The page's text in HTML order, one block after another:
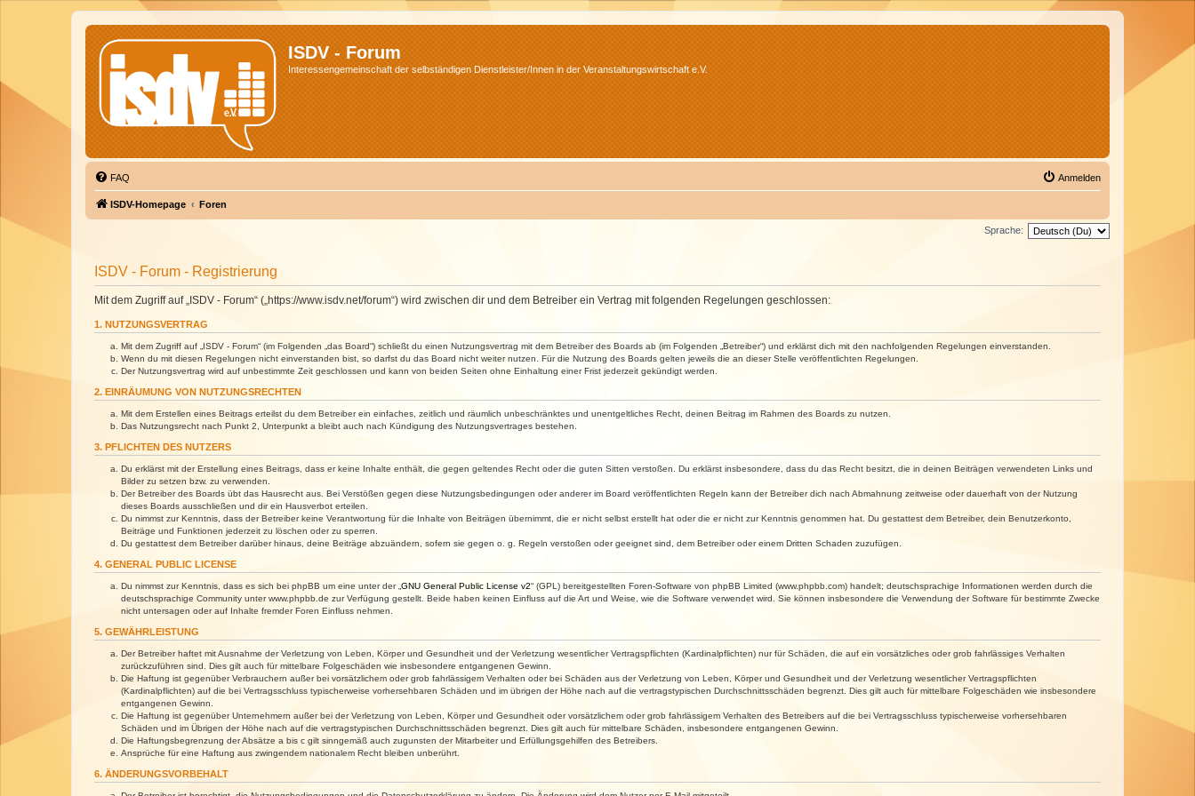
ISDV - Forum
Interessengemeinschaft der selbständigen Dienstleister/Innen in der Veranstaltungswirtschaft e.V.
FAQ Anmelden
ISDV-Homepage Foren
Sprache:
ISDV - Forum - Registrierung
Mit dem Zugriff auf „ISDV - Forum“ („https://www.isdv.net/forum“) wird zwischen dir und dem Betreiber ein Vertrag mit folgenden Regelungen geschlossen:
1. NUTZUNGSVERTRAG
Mit dem Zugriff auf „ISDV - Forum“ (im Folgenden „das Board“) schließt du einen Nutzungsvertrag mit dem Betreiber des Boards ab (im Folgenden „Betreiber“) und erklärst dich mit den nachfolgenden Regelungen einverstanden.
Wenn du mit diesen Regelungen nicht einverstanden bist, so darfst du das Board nicht weiter nutzen. Für die Nutzung des Boards gelten jeweils die an dieser Stelle veröffentlichten Regelungen.
Der Nutzungsvertrag wird auf unbestimmte Zeit geschlossen und kann von beiden Seiten ohne Einhaltung einer Frist jederzeit gekündigt werden.
2. EINRÄUMUNG VON NUTZUNGSRECHTEN
Mit dem Erstellen eines Beitrags erteilst du dem Betreiber ein einfaches, zeitlich und räumlich unbeschränktes und unentgeltliches Recht, deinen Beitrag im Rahmen des Boards zu nutzen.
Das Nutzungsrecht nach Punkt 2, Unterpunkt a bleibt auch nach Kündigung des Nutzungsvertrages bestehen.
3. PFLICHTEN DES NUTZERS
Du erklärst mit der Erstellung eines Beitrags, dass er keine Inhalte enthält, die gegen geltendes Recht oder die guten Sitten verstoßen. Du erklärst insbesondere, dass du das Recht besitzt, die in deinen Beiträgen verwendeten Links und
Bilder zu setzen bzw. zu verwenden.
Der Betreiber des Boards übt das Hausrecht aus. Bei Verstößen gegen diese Nutzungsbedingungen oder anderer im Board veröffentlichten Regeln kann der Betreiber dich nach Abmahnung zeitweise oder dauerhaft von der Nutzung
dieses Boards ausschließen und dir ein Hausverbot erteilen.
Du nimmst zur Kenntnis, dass der Betreiber keine Verantwortung für die Inhalte von Beiträgen übernimmt, die er nicht selbst erstellt hat oder die er nicht zur Kenntnis genommen hat. Du gestattest dem Betreiber, dein Benutzerkonto,
Beiträge und Funktionen jederzeit zu löschen oder zu sperren.
Du gestattest dem Betreiber darüber hinaus, deine Beiträge abzuändern, sofern sie gegen o. g. Regeln verstoßen oder geeignet sind, dem Betreiber oder einem Dritten Schaden zuzufügen.
4. GENERAL PUBLIC LICENSE
Du nimmst zur Kenntnis, dass es sich bei phpBB um eine unter der „ GNU General Public License v2“ (GPL) bereitgestellten Foren-Software von phpBB Limited (www.phpbb.com) handelt; deutschsprachige Informationen werden durch die
deutschsprachige Community unter www.phpbb.de zur Verfügung gestellt. Beide haben keinen Einfluss auf die Art und Weise, wie die Software verwendet wird. Sie können insbesondere die Verwendung der Software für bestimmte Zwecke
nicht untersagen oder auf Inhalte fremder Foren Einfluss nehmen.
5. GEWÄHRLEISTUNG
Der Betreiber haftet mit Ausnahme der Verletzung von Leben, Körper und Gesundheit und der Verletzung wesentlicher Vertragspflichten (Kardinalpflichten) nur für Schäden, die auf ein vorsätzliches oder grob fahrlässiges Verhalten
zurückzuführen sind. Dies gilt auch für mittelbare Folgeschäden wie insbesondere entgangenen Gewinn.
Die Haftung ist gegenüber Verbrauchern außer bei vorsätzlichem oder grob fahrlässigem Verhalten oder bei Schäden aus der Verletzung von Leben, Körper und Gesundheit und der Verletzung wesentlicher Vertragspflichten
(Kardinalpflichten) auf die bei Vertragsschluss typischerweise vorhersehbaren Schäden und im übrigen der Höhe nach auf die vertragstypischen Durchschnittsschäden begrenzt. Dies gilt auch für mittelbare Folgeschäden wie insbesondere
entgangenen Gewinn.
Die Haftung ist gegenüber Unternehmern außer bei der Verletzung von Leben, Körper und Gesundheit oder vorsätzlichem oder grob fahrlässigem Verhalten des Betreibers auf die bei Vertragsschluss typischerweise vorhersehbaren
Schäden und im Übrigen der Höhe nach auf die vertragstypischen Durchschnittsschäden begrenzt. Dies gilt auch für mittelbare Schäden, insbesondere entgangenen Gewinn.
Die Haftungsbegrenzung der Absätze a bis c gilt sinngemäß auch zugunsten der Mitarbeiter und Erfüllungsgehilfen des Betreibers.
Ansprüche für eine Haftung aus zwingendem nationalem Recht bleiben unberührt.
6. ÄNDERUNGSVORBEHALT